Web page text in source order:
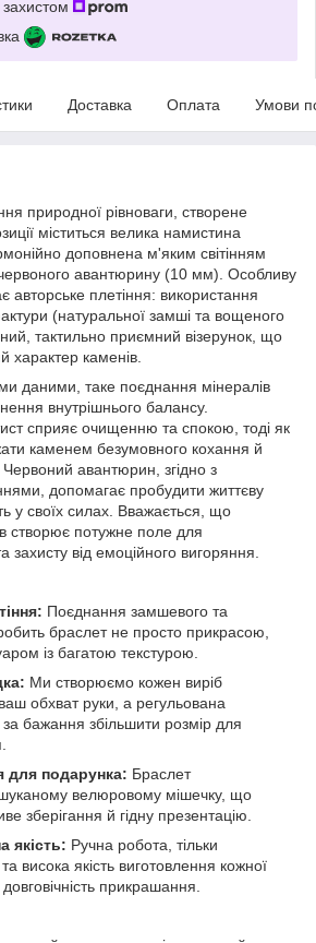
Доставка Оплата Умови
природної рівноваги, створене
міститься велика намистина
доповнена м'яким світінням
авантюрину (10 мм). Особливу
авторське плетіння: використання
(натуральної замші та вощеного
тактильно приємний візерунок, що
характер каменів.
даними, таке поєднання мінералів
внутрішнього балансу.
сприяє очищенню та спокою, тоді як
каменем безумовного кохання й
авантюрин, згідно з
допомагає пробудити життєву
у своїх силах. Вважається, що
створює потужне поле для
захисту від емоційного вигоряння.
Поєднання замшевого та
браслет не просто прикрасою,
із багатою текстурою.
Ми створюємо кожен виріб
обхват руки, а регульована
за бажання збільшити розмір для
для подарунка: Браслет
велюровому мішечку, що
зберігання й гідну презентацію.
якість: Ручна робота, тільки
висока якість виготовлення кожної
прикрашання.